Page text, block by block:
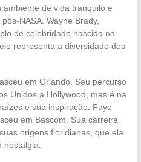
de vida tranquilo e
NASA. Wayne Brady,
de celebridade nascida na
representa a diversidade dos
em Orlando. Seu percurso
Unidos a Hollywood, mas é na
e sua inspiração. Faye
em Bascom. Sua carreira
origens floridianas, que ela